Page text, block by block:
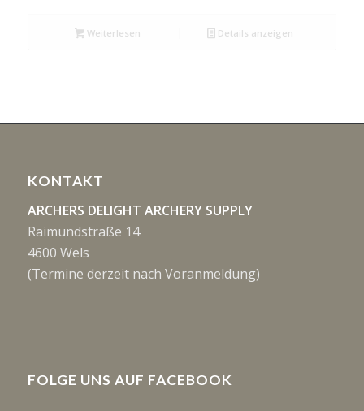
Weiterlesen Details anzeigen
KONTAKT
ARCHERS DELIGHT ARCHERY SUPPLY
Raimundstraße 14
4600 Wels
(Termine derzeit nach Voranmeldung)
FOLGE UNS AUF FACEBOOK